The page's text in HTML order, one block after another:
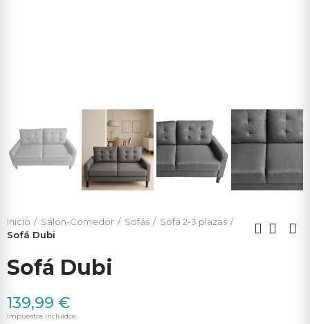
Inicio Sálon-Comedor Sofás
Sofá 2-3 plazas
Sofá Dubi
Sofá Dubi
139,99 €
Impuestos incluidos